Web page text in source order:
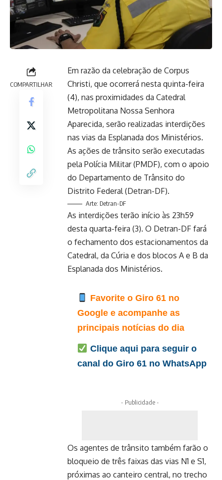
COMPARTILHAR
Em razão da celebração de Corpus
Christi, que ocorrerá nesta quinta-feira
(4), nas proximidades da Catedral
Metropolitana Nossa Senhora
Aparecida, serão realizadas interdições
nas vias da Esplanada dos Ministérios.
As ações de trânsito serão executadas
pela Polícia Militar (PMDF), com o apoio
do Departamento de Trânsito do
Distrito Federal (Detran-DF).
Arte: Detran-DF
As interdições terão início às 23h59
desta quarta-feira (3). O Detran-DF fará
o fechamento dos estacionamentos da
Catedral, da Cúria e dos blocos A e B da
Esplanada dos Ministérios.
Favorite o Giro 61 no
Google e acompanhe as
principais notícias do dia
Clique aqui para seguir o
canal do Giro 61 no WhatsApp
- Publicidade -
Os agentes de trânsito também farão o
bloqueio de três faixas das vias N1 e S1,
próximas ao canteiro central, no trecho